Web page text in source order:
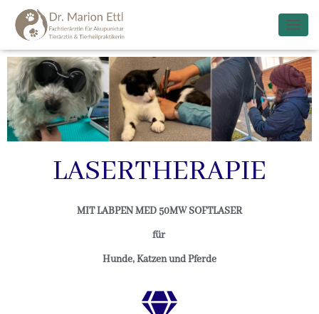
N
A
V
I
G
A
I
O
LASERTHERAPIE
MIT LABPEN MED 50MW SOFTLASER
für
Hunde, Katzen und Pferde